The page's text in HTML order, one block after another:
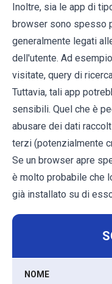
Inoltre, sia le app di
browser sono spesso
generalmente legati
dell'utente. Ad
visitate, query di
Tuttavia, tali app
sensibili. Quel che è
abusare dei dati
terzi (potenzialmente
Se un browser apre
è molto probabile che
già installato su di
NOME